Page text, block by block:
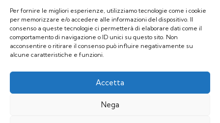
Per fornire le migliori esperienze, utilizziamo tecnologie come i cookie
per memorizzare e/o accedere alle informazioni del dispositivo. Il
consenso a queste tecnologie ci permetterà di elaborare dati come il
comportamento di navigazione o ID unici su questo sito. Non
acconsentire o ritirare il consenso può influire negativamente su
alcune caratteristiche e funzioni.
Accetta
Nega
Redazione
Vuoi pubblicare un Articolo sul Blog?
Scrivi aredazionepriminrete@gmail.com
Privacy Policy